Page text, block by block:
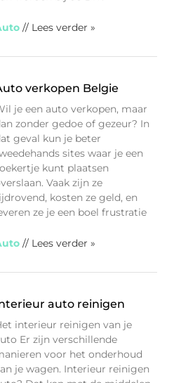
// Lees verder »
verkopen Belgie
je een auto verkopen, maar
zonder gedoe of gezeur? In
geval kun je beter
sites waar je een
kunt plaatsen
Vaak zijn ze
kosten ze geld, en
ze je een boel frustratie
// Lees verder »
auto reinigen
interieur reinigen van je
Er zijn verschillende
voor het onderhoud
je wagen. Interieur reinigen